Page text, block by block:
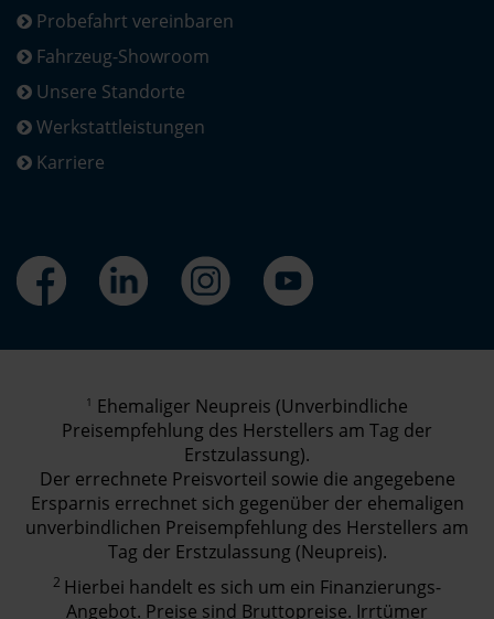
Probefahrt vereinbaren
Fahrzeug-Showroom
Unsere Standorte
Werkstattleistungen
Karriere
1 Ehemaliger Neupreis (Unverbindliche
Preisempfehlung des Herstellers am Tag der
Erstzulassung).
Der errechnete Preisvorteil sowie die angegebene
Ersparnis errechnet sich gegenüber der ehemaligen
unverbindlichen Preisempfehlung des Herstellers am
Tag der Erstzulassung (Neupreis).
2 Hierbei handelt es sich um ein Finanzierungs-
Angebot. Preise sind Bruttopreise. Irrtümer